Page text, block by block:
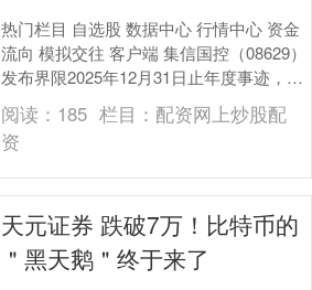
热门栏目 自选股 数据中心 行情中心 资金
流向 模拟交往 客户端 集信国控（08629）
发布界限2025年12月31日止年度事迹，收
入8136.1万元，同比增长....
阅读： 185 栏目： 配资网上炒股配
资
天元证券 跌破7万！比特币的
＂黑天鹅＂终于来了